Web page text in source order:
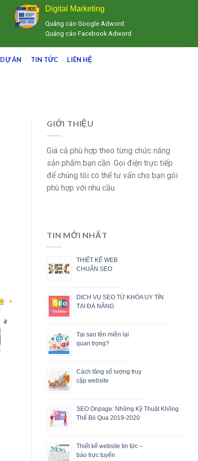
Digital Marketing
Quảng cáo Google Adword
Quảng cáo Facebook Adword
DỰ ÁN TIN TỨC LIÊN HỆ
GIỚI THIỆU
Giá cả phù hợp theo từng chức năng
sản phẩm bạn cần. Gọi điện trực tiếp
để chúng tôi có thể tư vấn cho bạn gói
phù hợp với nhu cầu.
TIN MỚI NHẤT
THIẾT KẾ WEB
CHUẨN SEO
DỊCH VỤ SEO TỪ KHÓA UY TÍN
TẠI ĐÀ NẴNG
Tại sao tên miền lại
quan trọng?
Cách tăng số lượng truy
cập website
SEO Onpage: Những Kỹ Thuật Không
Thể Bỏ Qua 2019-2020
Thiết kế website tin tức –
báo trực tuyến